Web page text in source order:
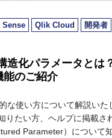
Sense Qlik Cloud
開発者
造化パラメータとは
能のご紹介
な使い方について解説いた
りたい方、ヘルプに掲載さ
Parameter）について